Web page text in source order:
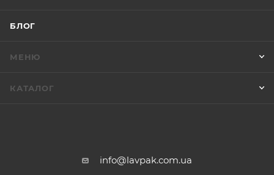
БЛОГ
МЕНЮ
КАТАЛОГ
info@lavpak.com.ua